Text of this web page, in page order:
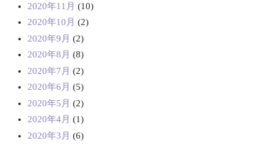
2020年11月 (10)
2020年10月 (2)
2020年9月 (2)
2020年8月 (8)
2020年7月 (2)
2020年6月 (5)
2020年5月 (2)
2020年4月 (1)
2020年3月 (6)